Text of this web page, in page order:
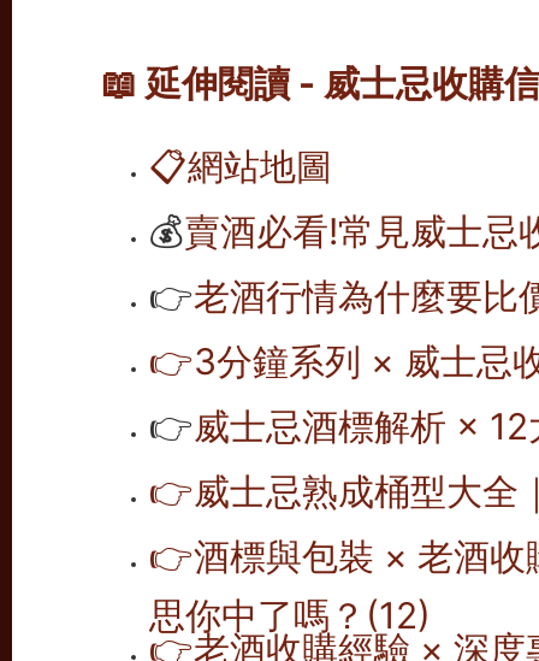
📖 延伸閱讀 - 威士忌收購
📋網站地圖
💰賣酒必看!常見威士忌
👉老酒行情為什麼要比
👉3分鐘系列 × 威士忌
👉威士忌酒標解析 ×
👉威士忌熟成桶型大全
👉酒標與包裝 × 老酒
思你中了嗎？(12)
👉老酒收購經驗 × 深